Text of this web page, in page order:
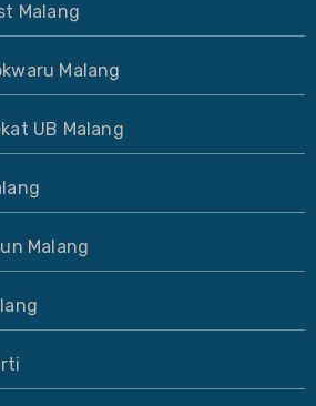
Malang
Malang
UB Malang
Malang